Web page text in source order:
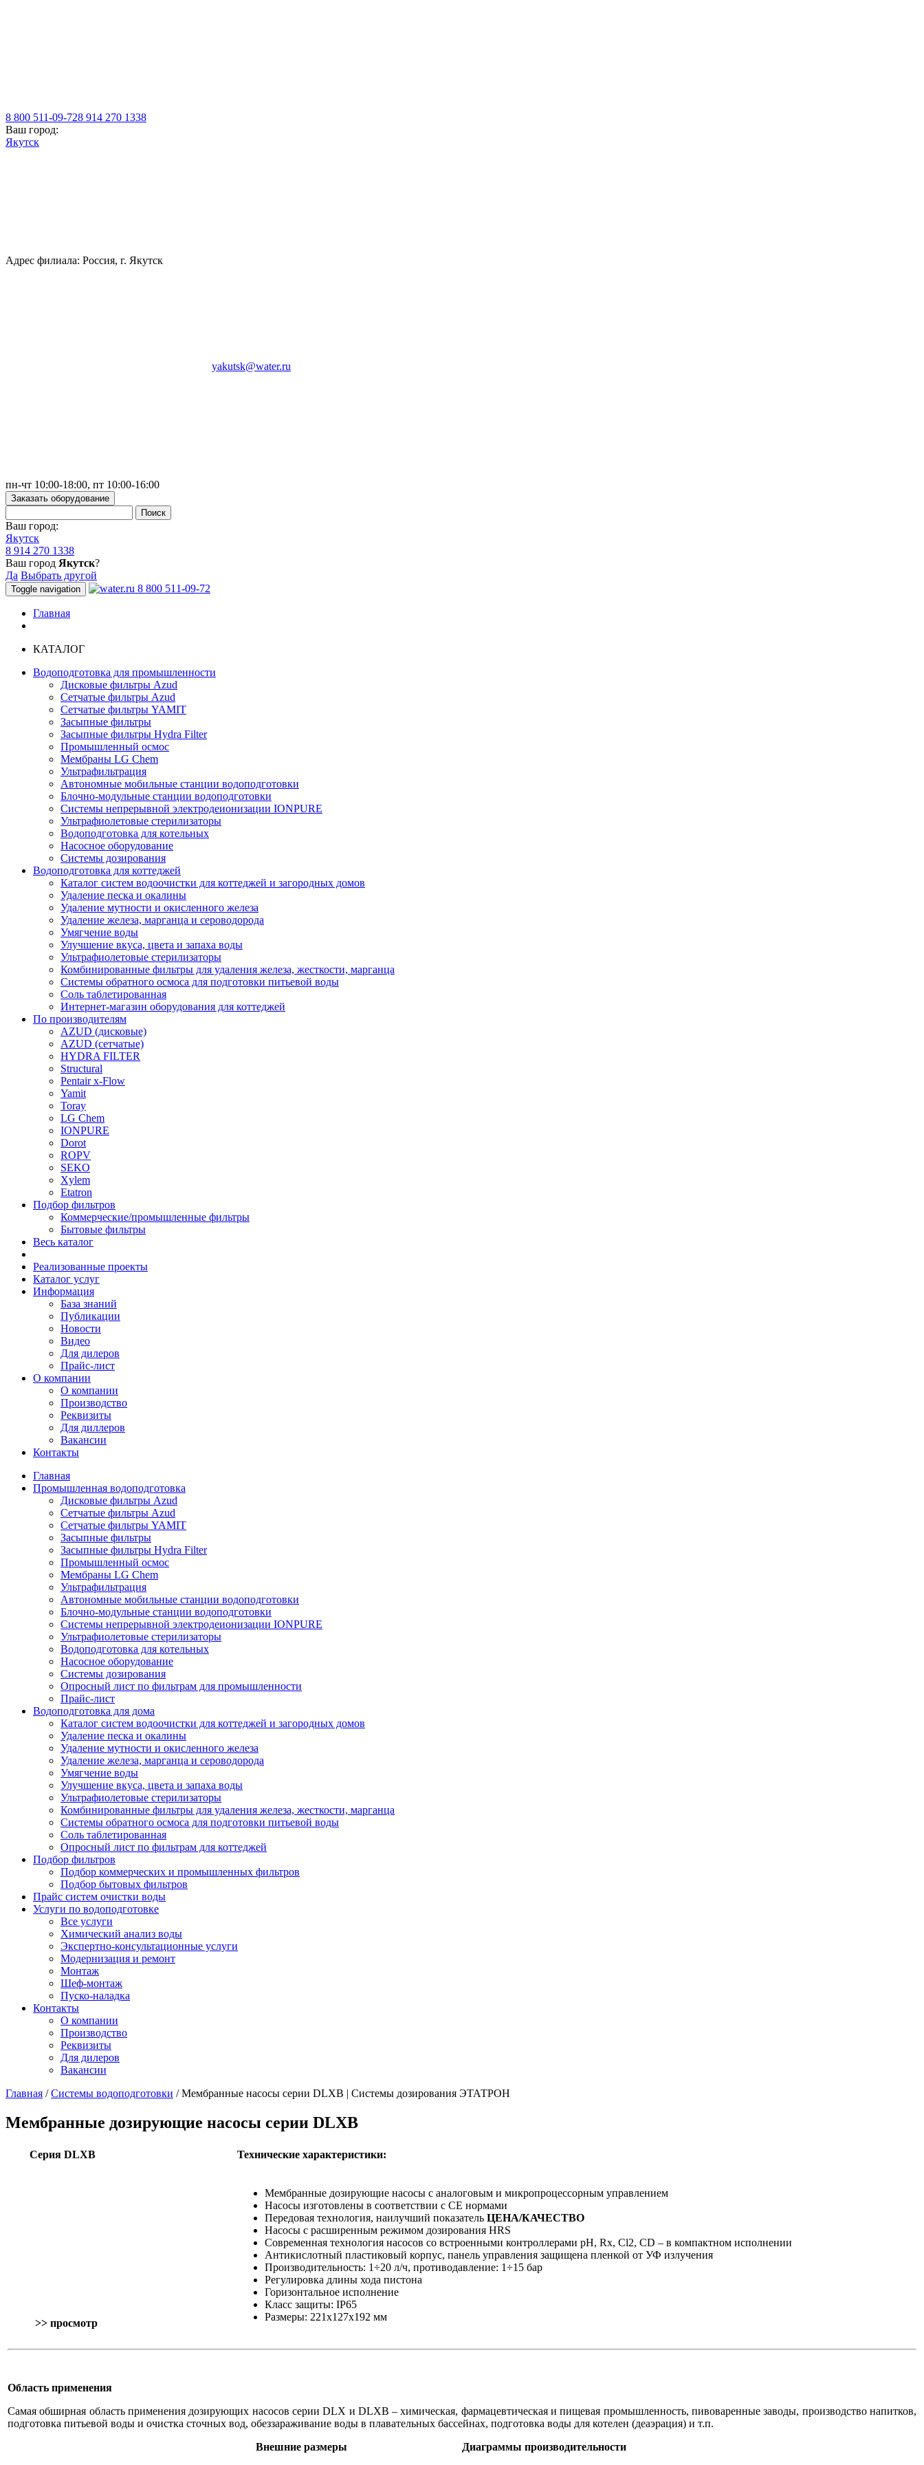
8 800 511-09-728 914 270 1338
Ваш город:
Якутск
Адрес филиала: Россия, г. Якутск
yakutsk@water.ru
пн-чт 10:00-18:00, пт 10:00-16:00
Заказать оборудование
Ваш город:
Якутск
8 914 270 1338
Ваш город Якутск?
Да Выбрать другой
Toggle navigation 8 800 511-09-72
Главная
КАТАЛОГ
Водоподготовка для промышленности
Дисковые фильтры Azud
Сетчатые фильтры Azud
Сетчатые фильтры YAMIT
Засыпные фильтры
Засыпные фильтры Hydra Filter
Промышленный осмос
Мембраны LG Chem
Ультрафильтрация
Автономные мобильные станции водоподготовки
Блочно-модульные станции водоподготовки
Системы непрерывной электродеионизации IONPURE
Ультрафиолетовые стерилизаторы
Водоподготовка для котельных
Насосное оборудование
Системы дозирования
Водоподготовка для коттеджей
Каталог систем водоочистки для коттеджей и загородных домов
Удаление песка и окалины
Удаление мутности и окисленного железа
Удаление железа, марганца и сероводорода
Умягчение воды
Улучшение вкуса, цвета и запаха воды
Ультрафиолетовые стерилизаторы
Комбинированные фильтры для удаления железа, жесткости, марганца
Системы обратного осмоса для подготовки питьевой воды
Соль таблетированная
Интернет-магазин оборудования для коттеджей
По производителям
AZUD (дисковые)
AZUD (сетчатые)
HYDRA FILTER
Structural
Pentair x-Flow
Yamit
Toray
LG Chem
IONPURE
Dorot
ROPV
SEKO
Xylem
Etatron
Подбор фильтров
Коммерческие/промышленные фильтры
Бытовые фильтры
Весь каталог
Реализованные проекты
Каталог услуг
Информация
База знаний
Публикации
Новости
Видео
Для дилеров
Прайс-лист
О компании
О компании
Производство
Реквизиты
Для диллеров
Вакансии
Контакты
Главная
Промышленная водоподготовка
Дисковые фильтры Azud
Сетчатые фильтры Azud
Сетчатые фильтры YAMIT
Засыпные фильтры
Засыпные фильтры Hydra Filter
Промышленный осмос
Мембраны LG Chem
Ультрафильтрация
Автономные мобильные станции водоподготовки
Блочно-модульные станции водоподготовки
Системы непрерывной электродеионизации IONPURE
Ультрафиолетовые стерилизаторы
Водоподготовка для котельных
Насосное оборудование
Системы дозирования
Опросный лист по фильтрам для промышленности
Прайс-лист
Водоподготовка для дома
Каталог систем водоочистки для коттеджей и загородных домов
Удаление песка и окалины
Удаление мутности и окисленного железа
Удаление железа, марганца и сероводорода
Умягчение воды
Улучшение вкуса, цвета и запаха воды
Ультрафиолетовые стерилизаторы
Комбинированные фильтры для удаления железа, жесткости, марганца
Системы обратного осмоса для подготовки питьевой воды
Соль таблетированная
Опросный лист по фильтрам для коттеджей
Подбор фильтров
Подбор коммерческих и промышленных фильтров
Подбор бытовых фильтров
Прайс систем очистки воды
Услуги по водоподготовке
Все услуги
Химический анализ воды
Экспертно-консультационные услуги
Модернизация и ремонт
Монтаж
Шеф-монтаж
Пуско-наладка
Контакты
О компании
Производство
Реквизиты
Для дилеров
Вакансии
Главная /Системы водоподготовки /Мембранные насосы серии DLXB | Системы дозирования ЭТАТРОН
Мембранные дозирующие насосы серии DLXB
Серия DLXB Технические характеристики:
>> просмотр
Мембранные дозирующие насосы с аналоговым и микропроцессорным управлением
Насосы изготовлены в соответствии с CE нормами
Передовая технология, наилучший показатель ЦЕНА/КАЧЕСТВО
Насосы с расширенным режимом дозирования HRS
Современная технология насосов со встроенными контроллерами рН, Rx, Cl2, CD – в компактном исполнении
Антикислотный пластиковый корпус, панель управления защищена пленкой от УФ излучения
Производительность: 1÷20 л/ч, противодавление: 1÷15 бар
Регулировка длины хода пистона
Горизонтальное исполнение
Класс защиты: IP65
Размеры: 221х127х192 мм
Область применения
Самая обширная область применения дозирующих насосов серии DLX и DLXB – химическая, фармацевтическая и пищевая промышленность, пивоваренные заводы, производство напитков,
подготовка питьевой воды и очистка сточных вод, обеззараживание воды в плавательных бассейнах, подготовка воды для котелен (деаэрация) и т.п.
Внешние размеры
Диаграммы производительности